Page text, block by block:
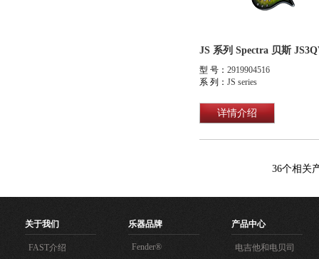
JS 系列 Spectra 贝斯
型 号： 2919904516
系 列： JS series
详情介绍
36个相关
关于我们
FAST介绍
乐器品牌
Fender®
产品中心
电吉他和电贝司